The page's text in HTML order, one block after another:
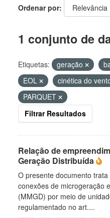
Ordenar por
1 conjunto de
Etiquetas: geração
EOL
cinética do
PARQUET
Filtrar Resultados
Relação de
Geração Distribuída
O presente documento
conexões de microgeração
(MMGD) por meio de
regulamentado no art....